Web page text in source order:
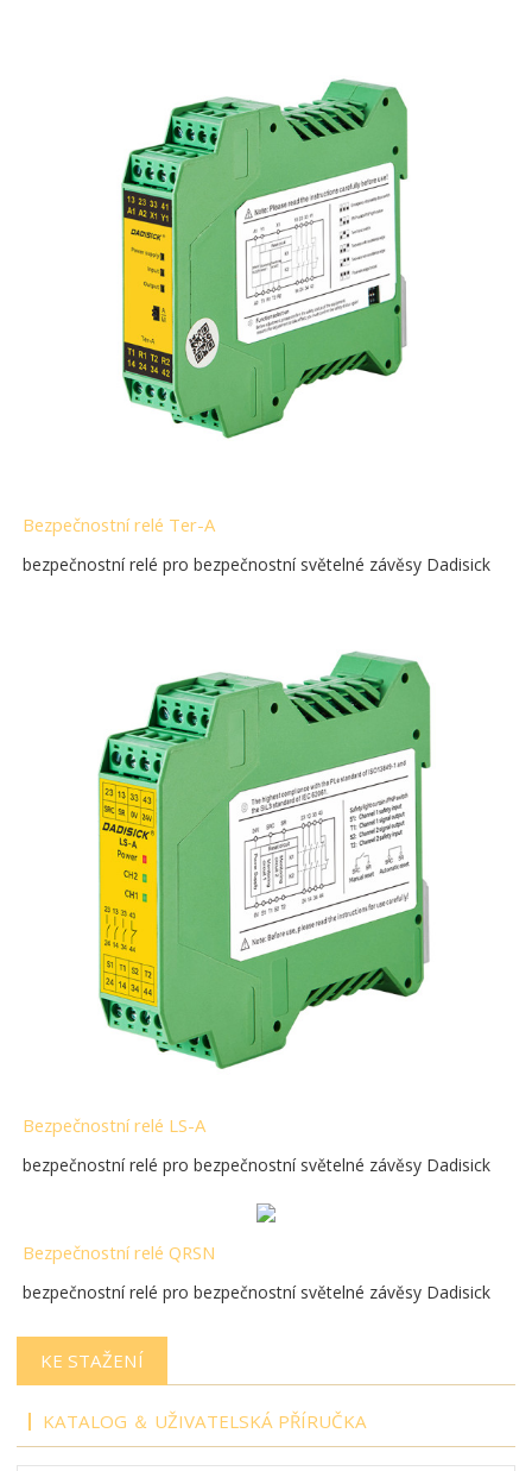
Bezpečnostní relé Ter-A
bezpečnostní relé pro bezpečnostní světelné závěsy Dadisick
Bezpečnostní relé LS-A
bezpečnostní relé pro bezpečnostní světelné závěsy Dadisick
Bezpečnostní relé QRSN
bezpečnostní relé pro bezpečnostní světelné závěsy Dadisick
KE STAŽENÍ
KATALOG ＆ UŽIVATELSKÁ PŘÍRUČKA